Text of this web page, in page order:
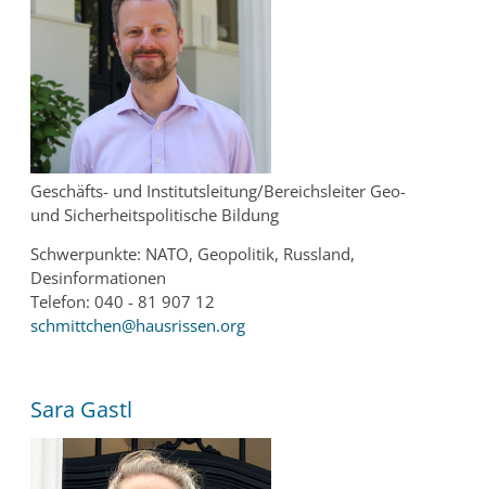
Geschäfts- und Institutsleitung/Bereichsleiter Geo-
und Sicherheitspolitische Bildung
Schwerpunkte: NATO, Geopolitik, Russland,
Desinformationen
Telefon: 040 - 81 907 12
schmittchen@hausrissen.org
Sara Gastl